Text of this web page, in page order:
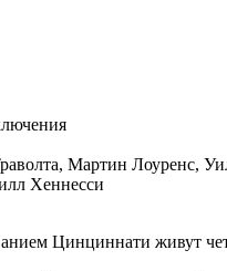
Мартин Лоуренс,
Хеннесси
Цинциннати живут